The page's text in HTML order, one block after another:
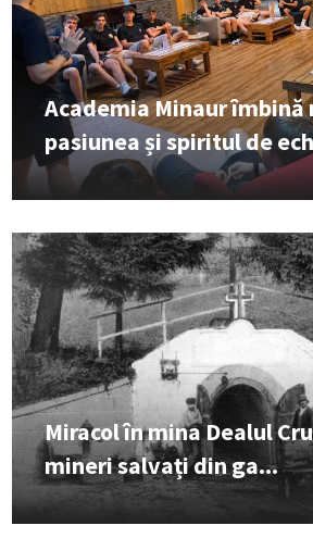
Academia Minaur îmbină
pasiunea și spiritul de
Miracol în mina Dealul
mineri salvați din ga...